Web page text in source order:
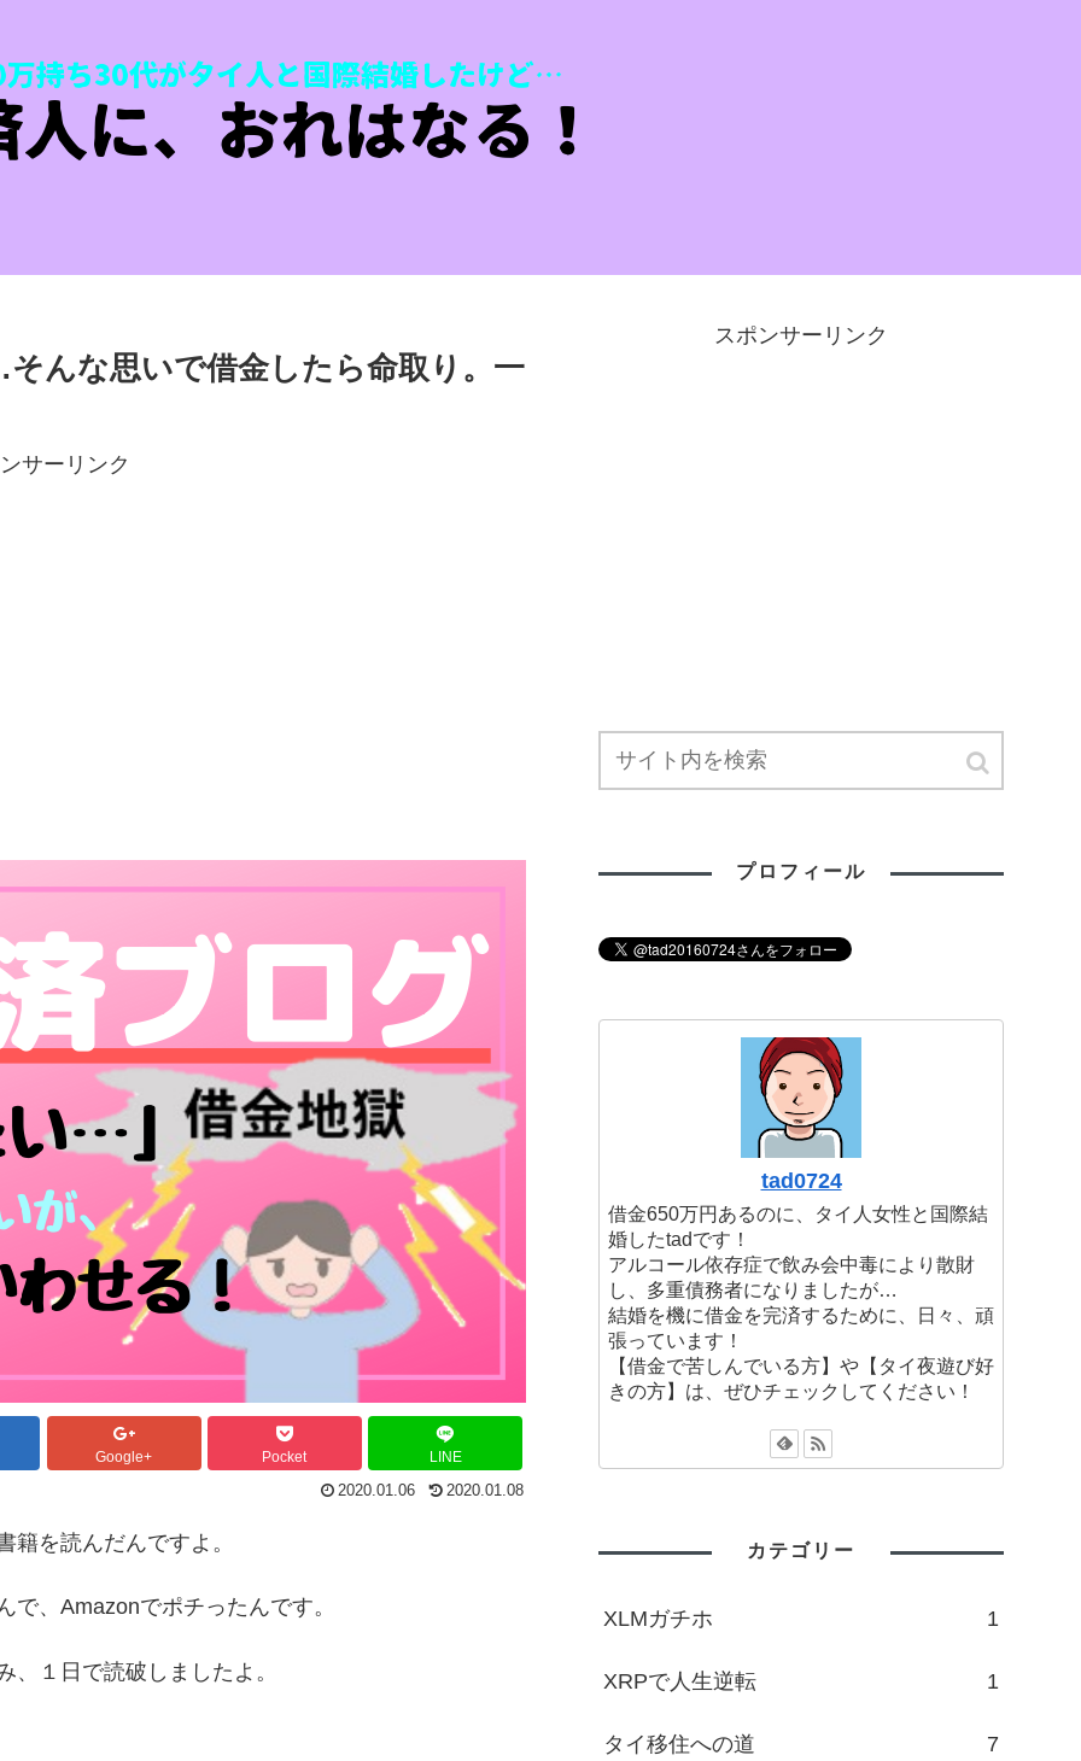
んな思いで借金したら命取り。一
サーリンク
Google+ Pocket LINE
2020.01.06 2020.01.08
を読んだんですよ。
、Amazonでポチったんです。
１日で読破しましたよ。
スポンサーリンク
プロフィール
tad0724
借金650万円あるのに、タイ人女性と国際結
婚したtadです！
アルコール依存症で飲み会中毒により散財
し、多重債務者になりましたが…
結婚を機に借金を完済するために、日々、頑
張っています！
【借金で苦しんでいる方】や【タイ夜遊び好
きの方】は、ぜひチェックしてください！
カテゴリー
XLMガチホ 1
XRPで人生逆転 1
タイ移住への道 7